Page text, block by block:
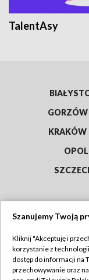
TalentAsy
KRAKÓW
Abonament TVP
Szanujemy Twoją
Kliknij "Akceptuję i
korzystanie z
dostęp do informacji na
przechowywanie oraz